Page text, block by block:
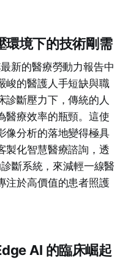
環境下的技術剛需
新的醫療勞動力報告中
峻的醫護人手短缺與職
診斷壓力下，傳統的人
醫療效率的瓶頸。這使
像分析的落地變得極具
製化智慧醫療諮詢，透
斷系統，來減輕一線醫
注於高價值的患者照護
AI 的臨床崛起